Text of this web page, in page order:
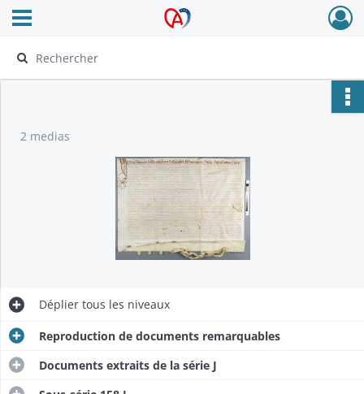
Archives Alsace - Colmar
Ouvrir le menu déroulant
2 medias
Déplier tous les niveaux
Reproduction de documents remarquables
Documents extraits de la série J